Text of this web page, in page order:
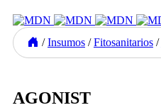
/ Insumos / Fitosanitarios /
AGONIST